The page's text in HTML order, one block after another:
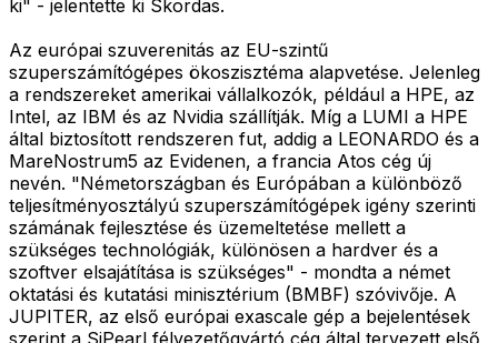
ki" - jelentette ki Skordas.
Az európai szuverenitás az EU-szintű
szuperszámítógépes ökoszisztéma alapvetése. Jelenleg
a rendszereket amerikai vállalkozók, például a HPE, az
Intel, az IBM és az Nvidia szállítják. Míg a LUMI a HPE
által biztosított rendszeren fut, addig a LEONARDO és a
MareNostrum5 az Evidenen, a francia Atos cég új
nevén. "Németországban és Európában a különböző
teljesítményosztályú szuperszámítógépek igény szerinti
számának fejlesztése és üzemeltetése mellett a
szükséges technológiák, különösen a hardver és a
szoftver elsajátítása is szükséges" - mondta a német
oktatási és kutatási minisztérium (BMBF) szóvivője. A
JUPITER, az első európai exascale gép a bejelentések
szerint a SiPearl félvezetőgyártó cég által tervezett első